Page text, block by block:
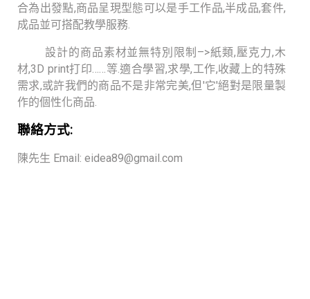
合為出發點,商品呈現型態可以是手工作品,半成品,套件,
成品並可搭配教學服務.
設計的商品素材並無特別限制–>紙類,壓克力,木
材,3D print打印……等.適合學習,求學,工作,收藏上的特殊
需求,或許我們的商品不是非常完美,但'它'絕對是限量製
作的個性化商品.
聯絡方式:
陳先生 Email: eidea89@gmail.com